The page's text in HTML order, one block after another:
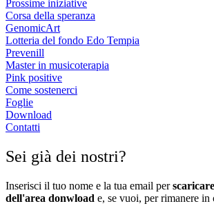
Prossime iniziative
Corsa della speranza
GenomicArt
Lotteria del fondo Edo Tempia
Prevenill
Master in musicoterapia
Pink positive
Come sostenerci
Foglie
Download
Contatti
Sei già dei nostri?
Inserisci il tuo nome e la tua email per
dell'area donwload e, se vuoi, per rimanere in